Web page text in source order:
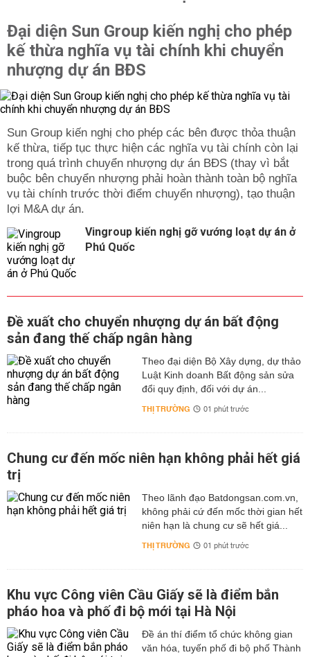
Đại diện Sun Group kiến nghị cho phép
kế thừa nghĩa vụ tài chính khi chuyển
nhượng dự án BĐS
Sun Group kiến nghị cho phép các bên được thỏa thuận
kế thừa, tiếp tục thực hiện các nghĩa vụ tài chính còn lại
trong quá trình chuyển nhượng dự án BĐS (thay vì bắt
buộc bên chuyển nhượng phải hoàn thành toàn bộ nghĩa
vụ tài chính trước thời điểm chuyển nhượng), tạo thuận
lợi M&A dự án.
Vingroup kiến nghị gỡ vướng loạt dự án ở
Phú Quốc
Đề xuất cho chuyển nhượng dự án bất động
sản đang thế chấp ngân hàng
Theo đại diện Bộ Xây dựng, dự thảo
Luật Kinh doanh Bất động sản sửa
đổi quy định, đối với dự án...
THỊ TRƯỜNG 01 phút trước
Chung cư đến mốc niên hạn không phải hết giá
trị
Theo lãnh đạo Batdongsan.com.vn,
không phải cứ đến mốc thời gian hết
niên hạn là chung cư sẽ hết giá...
THỊ TRƯỜNG 01 phút trước
Khu vực Công viên Cầu Giấy sẽ là điểm bắn
pháo hoa và phố đi bộ mới tại Hà Nội
Đề án thí điểm tổ chức không gian
văn hóa, tuyến phố đi bộ phố Thành